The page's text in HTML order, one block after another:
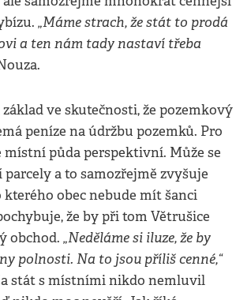
„Máme strach, že stát to prodá
a ten nám tady nastaví třeba
ve skutečnosti, že pozemkový
peníze na údržbu pozemků. Pro
půda perspektivní. Může se
a to samozřejmě zvyšuje
kterého obec nebude mít šanci
že by při tom Větrušice
obchod. „Neděláme si iluze, že by
polnosti. Na to jsou příliš cenné,“
stát s místními nikdo nemluvil